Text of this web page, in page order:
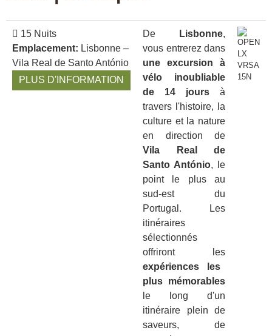
15 Nuits
Emplacement: Lisbonne –
Vila Real de Santo António
PLUS D'INFORMATION
De Lisbonne,
vous entrerez dans
une excursion à
vélo inoubliable
de 14 jours à
travers l'histoire, la
culture et la nature
en direction de
Vila Real de
Santo António, le
point le plus au
sud-est du
Portugal. Les
itinéraires
sélectionnés
offriront les
expériences les
plus mémorables
le long d'un
itinéraire plein de
saveurs, de